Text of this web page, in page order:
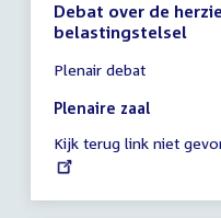
Debat over de
belastingstelsel
vergadering
11:15
23:59
uur
Plenair debat
Plenaire zaal
Kijk terug link niet